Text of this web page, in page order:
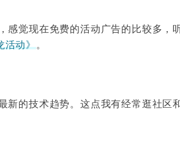
感觉现在免费的活动广告的比较多
活动》。
新的技术趋势。这点我有经常逛社区